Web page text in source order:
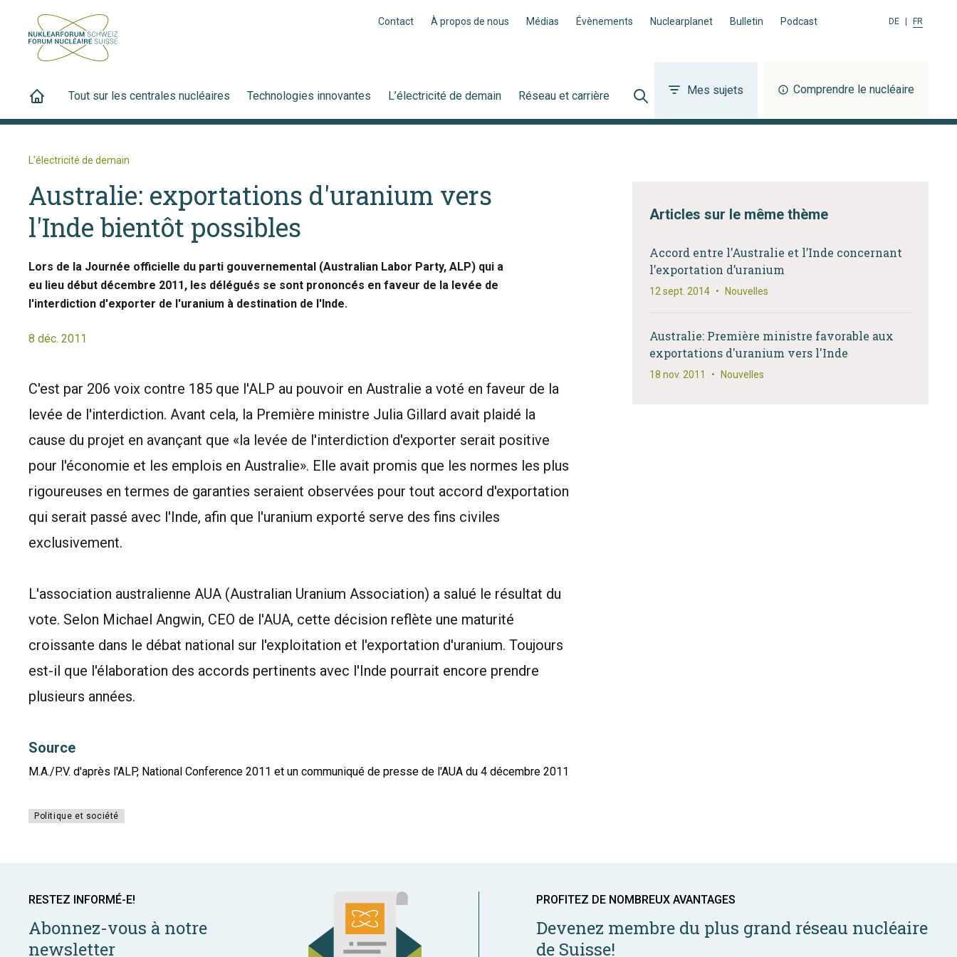
Contact À propos de nous Médias Évènements Nuclearplanet Bulletin Podcast DE FR
Tout sur les centrales nucléaires Technologies innovantes L’électricité de demain Réseau et carrière Mes sujets Comprendre le nucléaire
L’électricité de demain
Australie: exportations d'uranium vers
l'Inde bientôt possibles
Lors de la Journée officielle du parti gouvernemental (Australian Labor Party, ALP) qui a
eu lieu début décembre 2011, les délégués se sont prononcés en faveur de la levée de
l'interdiction d'exporter de l'uranium à destination de l'Inde.
8 déc. 2011
C'est par 206 voix contre 185 que l'ALP au pouvoir en Australie a voté en faveur de la
levée de l'interdiction. Avant cela, la Première ministre Julia Gillard avait plaidé la
cause du projet en avançant que «la levée de l'interdiction d'exporter serait positive
pour l'économie et les emplois en Australie». Elle avait promis que les normes les plus
rigoureuses en termes de garanties seraient observées pour tout accord d'exportation
qui serait passé avec l'Inde, afin que l'uranium exporté serve des fins civiles
exclusivement.
L'association australienne AUA (Australian Uranium Association) a salué le résultat du
vote. Selon Michael Angwin, CEO de l'AUA, cette décision reflète une maturité
croissante dans le débat national sur l'exploitation et l'exportation d'uranium. Toujours
est-il que l'élaboration des accords pertinents avec l'Inde pourrait encore prendre
plusieurs années.
Source
M.A./P.V. d'après l'ALP, National Conference 2011 et un communiqué de presse de l'AUA du 4 décembre 2011
Politique et société
Articles sur le même thème
Accord entre l’Australie et l’Inde concernant
l’exportation d’uranium
12 sept. 2014 • Nouvelles
Australie: Première ministre favorable aux
exportations d'uranium vers l'Inde
18 nov. 2011 • Nouvelles
RESTEZ INFORMÉ-E!
Abonnez-vous à notre
newsletter
PROFITEZ DE NOMBREUX AVANTAGES
Devenez membre du plus grand réseau nucléaire
de Suisse!